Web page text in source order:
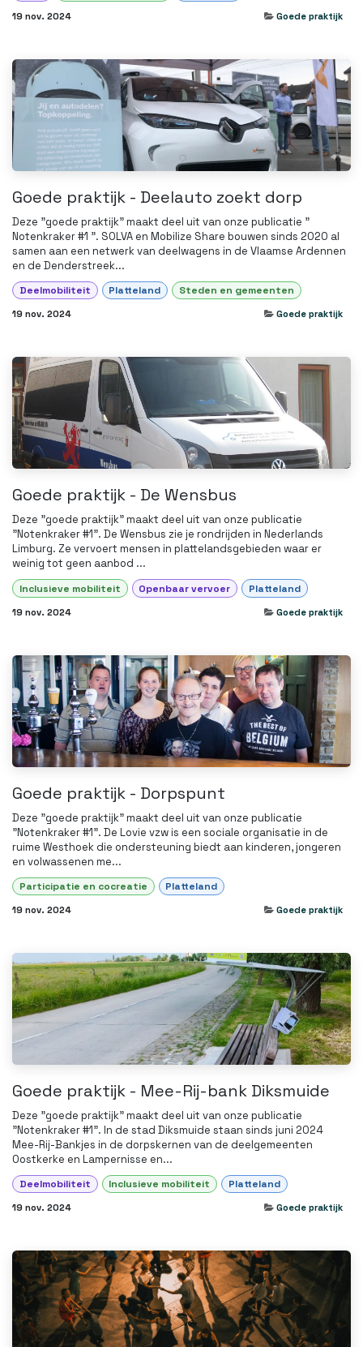
19 nov. 2024 Goede praktijk
Goede praktijk - Deelauto zoekt dorp
Deze "goede praktijk" maakt deel uit van onze publicatie "
Notenkraker #1 ". SOLVA en Mobilize Share bouwen sinds 2020 al
samen aan een netwerk van deelwagens in de Vlaamse Ardennen
en de Denderstreek...
Deelmobiliteit Platteland Steden en gemeenten
19 nov. 2024 Goede praktijk
Goede praktijk - De Wensbus
Deze "goede praktijk" maakt deel uit van onze publicatie
"Notenkraker #1". De Wensbus zie je rondrijden in Nederlands
Limburg. Ze vervoert mensen in plattelandsgebieden waar er
weinig tot geen aanbod ...
Inclusieve mobiliteit Openbaar vervoer Platteland
19 nov. 2024 Goede praktijk
Goede praktijk - Dorpspunt
Deze "goede praktijk" maakt deel uit van onze publicatie
"Notenkraker #1". De Lovie vzw is een sociale organisatie in de
ruime Westhoek die ondersteuning biedt aan kinderen, jongeren
en volwassenen me...
Participatie en cocreatie Platteland
19 nov. 2024 Goede praktijk
Goede praktijk - Mee-Rij-bank Diksmuide
Deze "goede praktijk" maakt deel uit van onze publicatie
"Notenkraker #1". In de stad Diksmuide staan sinds juni 2024
Mee-Rij-Bankjes in de dorpskernen van de deelgemeenten
Oostkerke en Lampernisse en...
Deelmobiliteit Inclusieve mobiliteit Platteland
19 nov. 2024 Goede praktijk